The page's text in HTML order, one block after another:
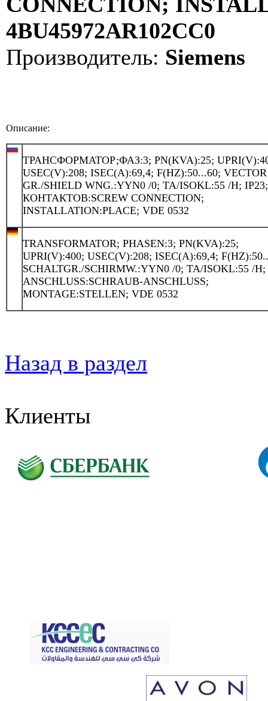
4BU45972AR102CC0
Производитель: Siemens
Описание:
ТРАНСФОРМАТОР;ФАЗ:3; PN(KVA):25;
USEC(V):208; ISEC(A):69,4; F(HZ):50...60; VECTOR
GR./SHIELD WNG.:YYN0 /0; TA/ISOKL:55 /H;
КОНТАКТОВ:SCREW CONNECTION;
INSTALLATION:PLACE; VDE 0532
TRANSFORMATOR; PHASEN:3; PN(KVA):25;
UPRI(V):400; USEC(V):208; ISEC(A):69,4;
SCHALTGR./SCHIRMW.:YYN0 /0; TA/ISOKL:55 /H;
ANSCHLUSS:SCHRAUB-ANSCHLUSS;
MONTAGE:STELLEN; VDE 0532
Назад в раздел
Клиенты